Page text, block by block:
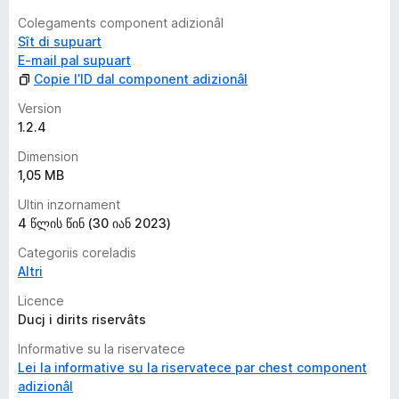
Colegaments component adizionâl
Sît di supuart
E-mail pal supuart
Copie l’ID dal component adizionâl
Version
1.2.4
Dimension
1,05 MB
Ultin inzornament
4 წლის წინ (30 იან 2023)
Categoriis coreladis
Altri
Licence
Ducj i dirits riservâts
Informative su la riservatece
Lei la informative su la riservatece par chest component
adizionâl